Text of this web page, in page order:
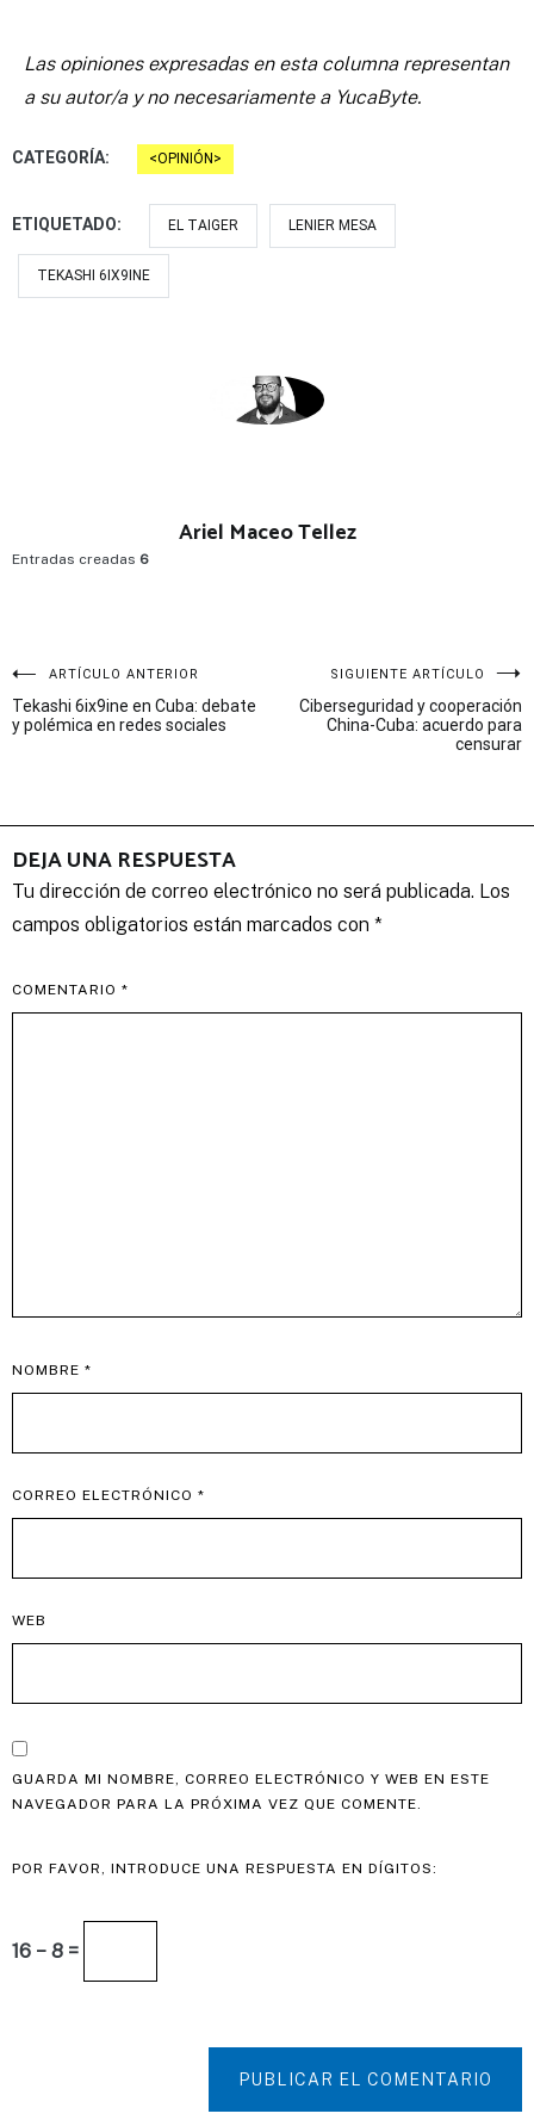
Las opiniones expresadas en esta columna representan
a su autor/a y no necesariamente a YucaByte.
CATEGORÍA: OPINIÓN
ETIQUETADO: EL TAIGER LENIER MESA
TEKASHI 6IX9INE
Ariel Maceo Tellez
Entradas creadas 6
Navegación
de
ARTÍCULO ANTERIOR
Tekashi 6ix9ine en Cuba: debate
y polémica en redes sociales
SIGUIENTE ARTÍCULO
Ciberseguridad y cooperación
China-Cuba: acuerdo para
censurar
DEJA UNA RESPUESTA
Tu dirección de correo electrónico no será publicada. Los
campos obligatorios están marcados con *
COMENTARIO *
NOMBRE *
CORREO ELECTRÓNICO *
WEB
GUARDA MI NOMBRE, CORREO ELECTRÓNICO Y WEB EN ESTE
NAVEGADOR PARA LA PRÓXIMA VEZ QUE COMENTE.
POR FAVOR, INTRODUCE UNA RESPUESTA EN DÍGITOS:
16 − 8 =
PUBLICAR EL COMENTARIO